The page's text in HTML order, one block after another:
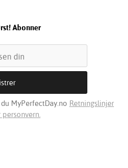
Abonner
MyPerfectDay.no Retningslinjer
personvern.